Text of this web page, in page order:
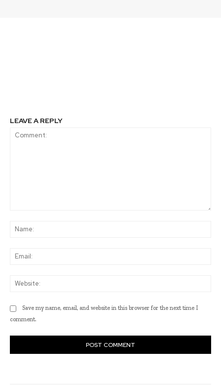
LEAVE A REPLY
Save my name, email, and website in this browser for the next time I
comment.